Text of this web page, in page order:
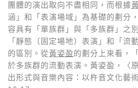
團體的演出取向不盡相同，而根據
涵」和「表演場域」為基礎的劃分
容具有「單族群」與「多族群」之
「靜態（固定場地）表演」和「流
的區別。從黃姿盈的劃分上來看，
於多族群的流動表演。黃姿盈，〈
出形式與音樂內容：以杵音文化藝